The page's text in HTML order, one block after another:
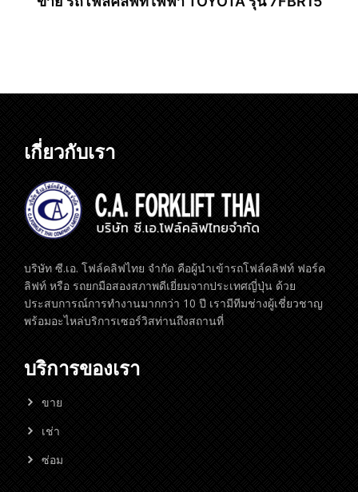
เกี่ยวกับเรา
บริษัท ซี.เอ. โฟล์คลิฟไทย จำกัด คือผู้นำเข้ารถโฟล์คลิฟท์ ฟอร์ค
ลิฟท์ หรือ รถยกมือสองสภาพดีเยี่ยมจากประเทศญี่ปุ่น ด้วย
ประสบการณ์การทำงานมากกว่า 10 ปี เรามีทีมช่างผู้เชี่ยวชาญ
พร้อมอะไหล่บริการเซอร์วิสท่านถึงสถานที่
บริการของเรา
ขาย
เช่า
ซ่อม